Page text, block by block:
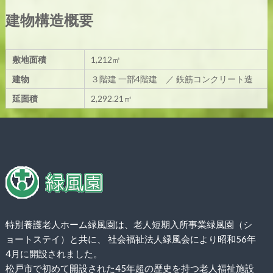
建物構造概要
敷地面積
1,212㎡
建物
３階建 一部4階建 ／ 鉄筋コンクリート造
延面積
2,292.21㎡
特別養護老人ホーム緑風園は、老人短期入所事業緑風園（シ
ョートステイ）と共に、 社会福祉法人緑風会により昭和56年
4月に開設されました。
松戸市で初めて開設された45年超の歴史を持つ老人福祉施設